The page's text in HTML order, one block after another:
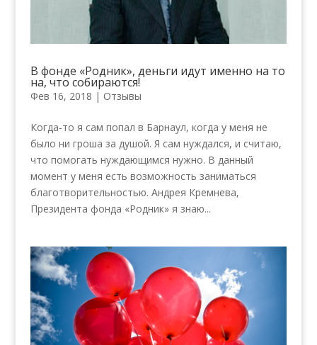
В фонде «Родник», деньги идут именно на то
на, что собираются!
Фев 16, 2018 | Отзывы
Когда-то я сам попал в Барнаул, когда у меня не
было ни гроша за душой. Я сам нуждался, и считаю,
что помогать нуждающимся нужно. В данный
момент у меня есть возможность заниматься
благотворительностью. Андрея Кремнева,
Президента фонда «Родник» я знаю...